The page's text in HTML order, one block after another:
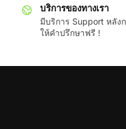
บริการของทางเรา
มีบริการ Support หลัง
ให้คำปรึกษาฟรี !